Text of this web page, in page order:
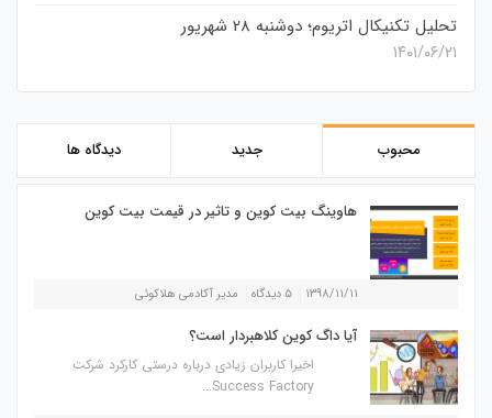
تحلیل تکنیکال اتریوم؛ دوشنبه 28 شهریور
۱۴۰۱/۰۶/۲۱
محبوب جدید دیدگاه ها
هاوینگ بیت کوین و تاثیر در قیمت بیت کوین
۱۳۹۸/۱۱/۱۱ ۵ دیدگاه مدیر آکادمی هلاکوئی
آیا داگ کوین کلاهبردار است؟
اخیرا کاربران زیادی درباره درستی کارکرد شرکت
Success Factory...